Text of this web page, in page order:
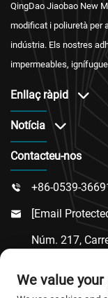
QingDao Jiaobao New
modificat i poliuretà per
indústria. Els nostres
impermeables,
Enllaç ràpid
Notícia
Contacteu-nos
 +86-0539-
 [email
Núm. 217,
Shandong
We value your